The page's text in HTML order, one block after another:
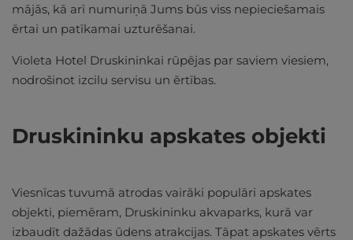
mājās, kā arī numuriņā Jums būs viss nepieciešamais
ērtai un patīkamai uzturēšanai.
Violeta Hotel Druskininkai rūpējas par saviem viesiem,
nodrošinot izcilu servisu un ērtības.
Druskininku apskates objekti
Viesnīcas tuvumā atrodas vairāki populāri apskates
objekti, piemēram, Druskininku akvaparks, kurā var
izbaudīt dažādas ūdens atrakcijas. Tāpat apskates vērts